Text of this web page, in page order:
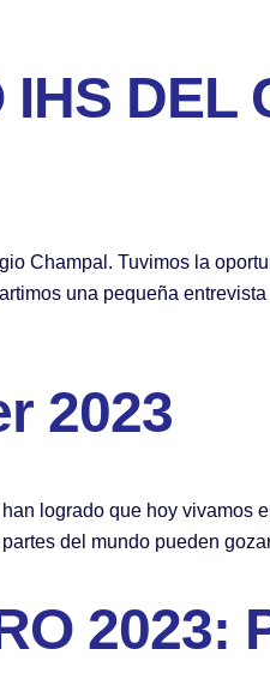
DEL
Champal. Tuvimos la
una pequeña
2023
logrado que hoy vivamos
del mundo pueden
2023: